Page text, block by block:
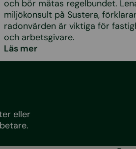
och bör mätas regelbundet.
miljökonsult på Sustera,
radonvärden är viktiga för
och arbetsgivare.
Läs mer
eller